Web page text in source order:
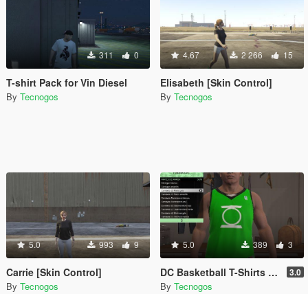
311 0
T-shirt Pack for Vin Diesel
By Tecnogos
4.67 2 266 15
Elisabeth [Skin Control]
By Tecnogos
5.0 993 9
Carrie [Skin Control]
By Tecnogos
5.0 389 3
DC Basketball T-Shirts Pack 3.0
By Tecnogos